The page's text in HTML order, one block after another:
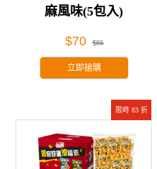
麻風味(5包入)
$70 $88
立即搶購
限時 83 折